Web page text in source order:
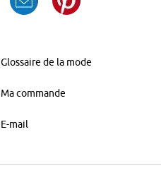
Glossaire de la mode
Ma commande
E-mail